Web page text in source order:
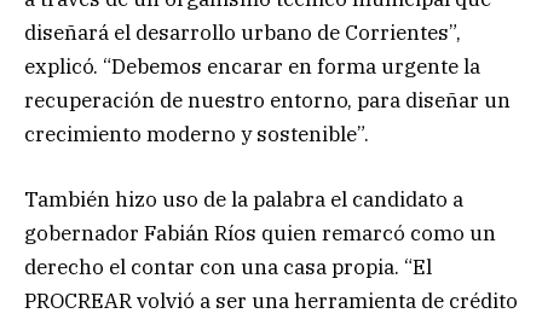
diseñará el desarrollo urbano de Corrientes”,
explicó. “Debemos encarar en forma urgente la
recuperación de nuestro entorno, para diseñar un
crecimiento moderno y sostenible”.
También hizo uso de la palabra el candidato a
gobernador Fabián Ríos quien remarcó como un
derecho el contar con una casa propia. “El
PROCREAR volvió a ser una herramienta de crédito